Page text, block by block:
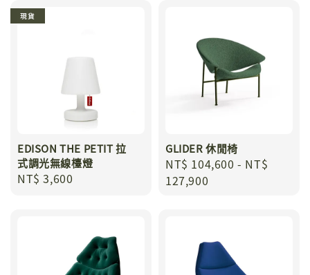
現貨
EDISON THE PETIT 拉
式調光無線檯燈
Regular
NT$ 3,600
GLIDER 休閒椅
Regular
price
NT$ 104,600 - NT$
127,900